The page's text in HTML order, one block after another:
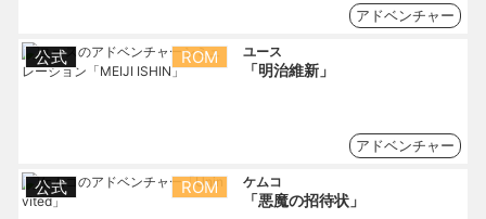
アドベンチャー
公式 ROM ユース
「明治維新」
アドベンチャー
公式 ROM ケムコ
「悪魔の招待状」